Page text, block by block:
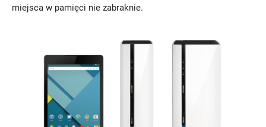
miejsca w pamięci nie zabraknie.